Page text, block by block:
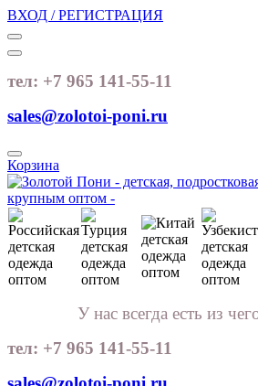
ВХОД / РЕГИСТРАЦИЯ
тел: +7 965 141-55-11
sales@zolotoi-poni.ru
Корзина
У нас всегда есть из
тел: +7 965 141-55-11